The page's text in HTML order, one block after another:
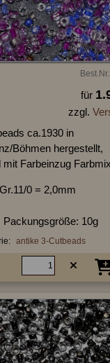
für
zzgl.
ca.1930 in
Böhmen hergestellt,
mit Farbeinzug Farbmix
Gr.11/0 = 2,0mm
Packungsgröße: 10g
antike 3-Cutbeads